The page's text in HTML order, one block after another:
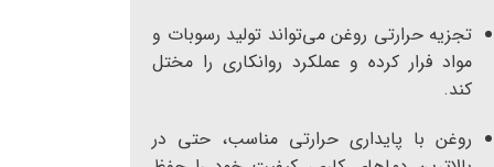
تجزیه حرارتی روغن می‌تواند تولید رسوبات و
مواد فرار کرده و عملکرد روانکاری را مختل
کند.
روغن با پایداری حرارتی مناسب، حتی در